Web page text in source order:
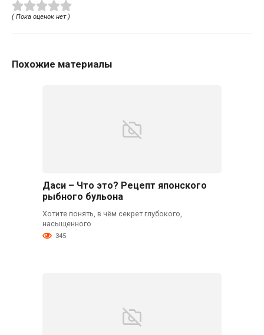
( Пока оценок нет )
Похожие материалы
Даси – Что это? Рецепт японского
рыбного бульона
Хотите понять, в чём секрет глубокого,
насыщенного
345